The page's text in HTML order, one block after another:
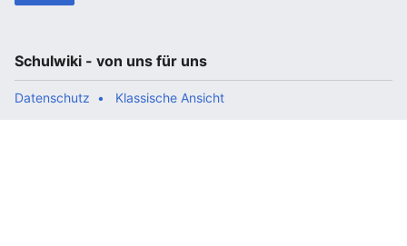
Schulwiki - von uns für uns
Datenschutz Klassische Ansicht